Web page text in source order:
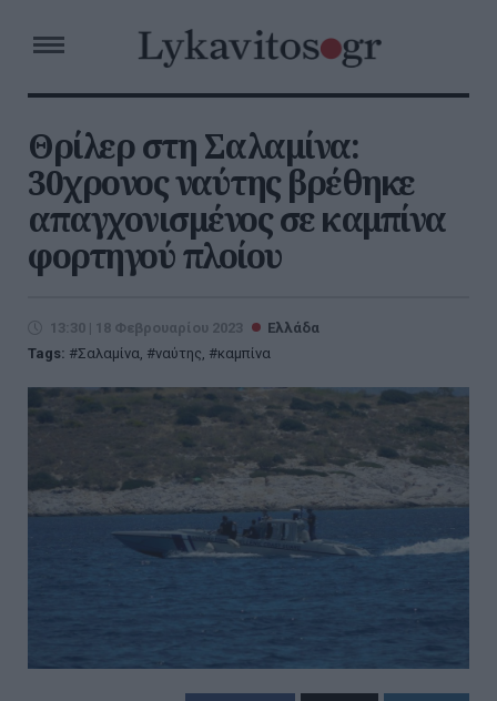
Θρίλερ στη Σαλαμίνα:
30χρονος ναύτης βρέθηκε
απαγχονισμένος σε καμπίνα
φορτηγού πλοίου
13:30 | 18 Φεβρουαρίου 2023
Ελλάδα
Tags:
Σαλαμίνα, ναύτης, καμπίνα